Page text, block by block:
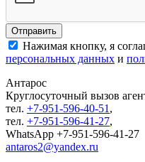
Нажимая кнопку, я
персональных данных и
Антарос
Круглосуточный вызов
тел. +7-951-596-40-51 ,
тел. +7-951-596-41-27,
WhatsApp +7-951-596-41-27
antaros2@yandex.ru